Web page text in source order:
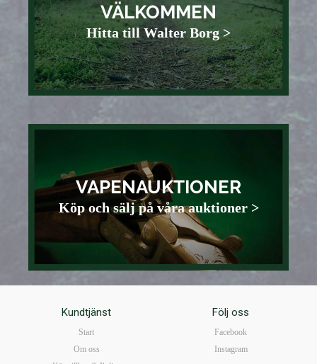
VÄLKOMMEN
Hitta till Walter Borg >
VAPENAUKTIONER
Köp och sälj på våra auktioner >
Kundtjänst
Start
Om oss
Följ oss
Facebook
Instagram